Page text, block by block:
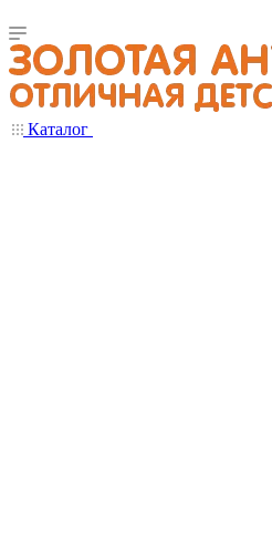
Каталог